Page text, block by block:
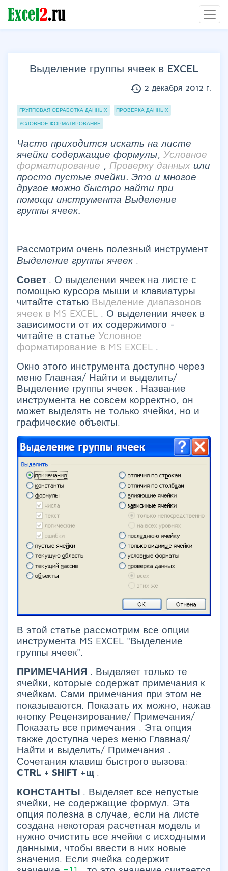
Выделение группы ячеек в EXCEL
history 2 декабря 2012 г.
Группы статей
ГРУППОВАЯ ОБРАБОТКА ДАННЫХ ПРОВЕРКА ДАННЫХ
УСЛОВНОЕ ФОРМАТИРОВАНИЕ
Часто приходится искать на листе
ячейки содержащие формулы, Условное
форматирование , Проверку данных или
просто пустые ячейки. Это и многое
другое можно быстро найти при
помощи инструмента Выделение
группы ячеек.
Рассмотрим очень полезный инструмент
Выделение группы ячеек .
Совет . О выделении ячеек на листе с
помощью курсора мыши и клавиатуры
читайте статью Выделение диапазонов
ячеек в MS EXCEL . О выделении ячеек в
зависимости от их содержимого -
читайте в статье Условное
форматирование в MS EXCEL .
Окно этого инструмента доступно через
меню Главная/ Найти и выделить/
Выделение группы ячеек . Название
инструмента не совсем корректно, он
может выделять не только ячейки, но и
графические объекты.
В этой статье рассмотрим все опции
инструмента MS EXCEL "Выделение
группы ячеек".
ПРИМЕЧАНИЯ . Выделяет только те
ячейки, которые содержат примечания к
ячейкам. Сами примечания при этом не
показываются. Показать их можно, нажав
кнопку Рецензирование/ Примечания/
Показать все примечания . Эта опция
также доступна через меню Главная/
Найти и выделить/ Примечания .
Сочетания клавиш быстрого вызова:
CTRL + SHIFT +щ .
КОНСТАНТЫ . Выделяет все непустые
ячейки, не содержащие формул. Эта
опция полезна в случае, если на листе
создана некоторая расчетная модель и
нужно очистить все ячейки с исходными
данными, чтобы ввести в них новые
значения. Если ячейка содержит